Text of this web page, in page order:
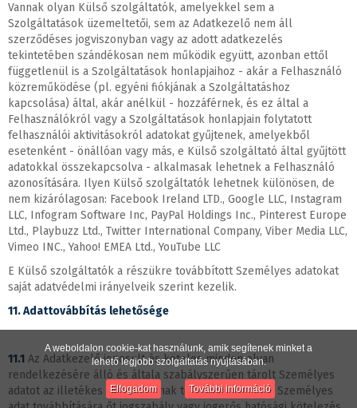
Vannak olyan Külső szolgáltatók, amelyekkel sem a
Szolgáltatások üzemeltetői, sem az Adatkezelő nem áll
szerződéses jogviszonyban vagy az adott adatkezelés
tekintetében szándékosan nem működik együtt, azonban ettől
függetlenül is a Szolgáltatások honlapjaihoz - akár a Felhasználó
közreműködése (pl. egyéni fiókjának a Szolgáltatáshoz
kapcsolása) által, akár anélkül - hozzáférnek, és ez által a
Felhasználókról vagy a Szolgáltatások honlapjain folytatott
felhasználói aktivitásokról adatokat gyűjtenek, amelyekből
esetenként - önállóan vagy más, e Külső szolgáltató által gyűjtött
adatokkal összekapcsolva - alkalmasak lehetnek a Felhasználó
azonosítására. Ilyen Külső szolgáltatók lehetnek különösen, de
nem kizárólagosan: Facebook Ireland LTD., Google LLC, Instagram
LLC, Infogram Software Inc, PayPal Holdings Inc., Pinterest Europe
Ltd., Playbuzz Ltd., Twitter International Company, Viber Media LLC,
Vimeo INC., Yahoo! EMEA Ltd., YouTube LLC
E Külső szolgáltatók a részükre továbbított Személyes adatokat
saját adatvédelmi irányelveik szerint kezelik.
11. Adattovábbítás lehetősége
11.1 Az Adatkezelő jogosult és köteles minden olyan
rendelkezésére álló és általa szabályszerűen tárolt Személyes
adatot az illetékes hatóságoknak továbbítani, amely Személyes
A weboldalon cookie-kat használunk, amik segítenek minket a
lehető legjobb szolgáltatás nyújtásában.
Elfogadom További információ